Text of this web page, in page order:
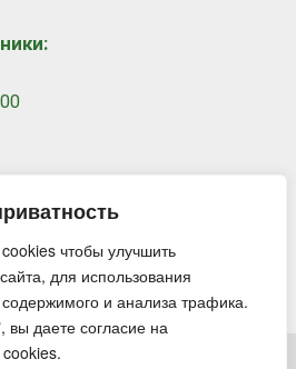
чтобы улучшить
для использования
и анализа трафика.
даете согласие на
на прием